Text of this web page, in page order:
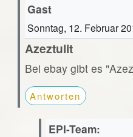
Gast
Sonntag, 12. Februar
Azeztulit
Bei ebay gibt es
Antworten
EPI-Team: